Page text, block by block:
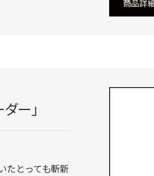
商品詳
ー」
たとっても斬新